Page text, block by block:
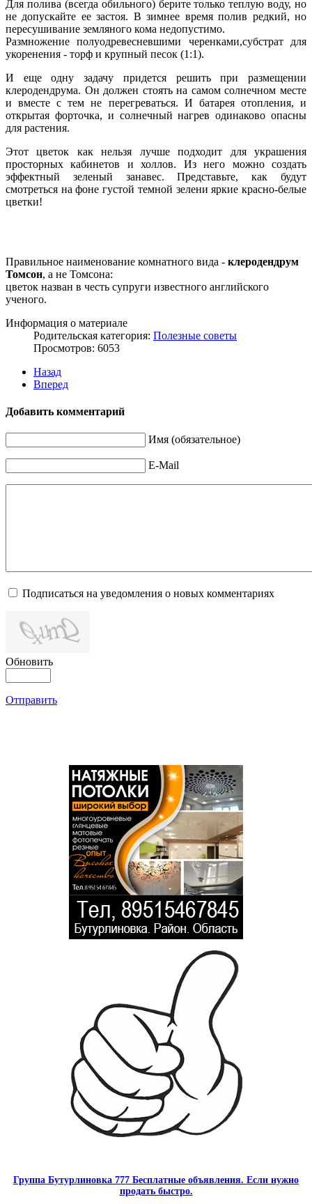
Для полива (всегда обильного) берите только теплую воду, но
не допускайте ее застоя. В зимнее время полив редкий, но
пересушивание земляного кома недопустимо.
Размножение полуодревесневшими черенками,субстрат для
укоренения - торф и крупный песок (1:1).
И еще одну задачу придется решить при размещении
клеродендрума. Он должен стоять на самом солнечном месте
и вместе с тем не перегреваться. И батарея отопления, и
открытая форточка, и солнечный нагрев одинаково опасны
для растения.
Этот цветок как нельзя лучше подходит для украшения
просторных кабинетов и холлов. Из него можно создать
эффектный зеленый занавес. Представьте, как будут
смотреться на фоне густой темной зелени яркие красно-белые
цветки!
Правильное наименование комнатного вида - клеродендрум
Томсон, а не Томсона:
цветок назван в честь супруги известного английского
ученого.
Информация о материале
Родительская категория: Полезные советы
Просмотров: 6053
Назад
Вперед
Добавить комментарий
Имя (обязательное)
E-Mail
Подписаться на уведомления о новых комментариях
Обновить
Отправить
Группа Бутурлиновка 777 Бесплатные объявления. Если нужно
продать быстро.